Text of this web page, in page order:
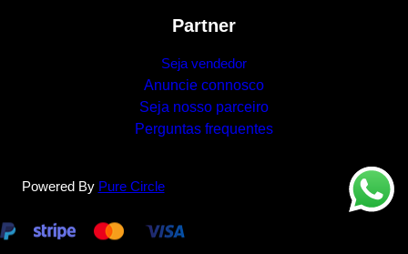
Partner
Seja vendedor
Anuncie connosco
Seja nosso parceiro
Perguntas frequentes
Powered By Pure Circle